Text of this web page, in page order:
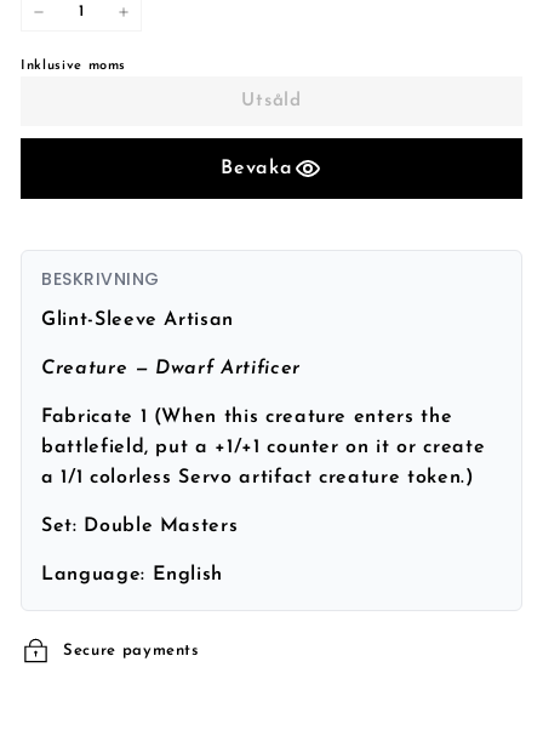
Inklusive moms
Utsåld
Bevaka
BESKRIVNING
Glint-Sleeve Artisan
Creature — Dwarf Artificer
Fabricate 1 (When this creature enters the
battlefield, put a +1/+1 counter on it or create
a 1/1 colorless Servo artifact creature token.)
Set: Double Masters
Language: English
Secure payments